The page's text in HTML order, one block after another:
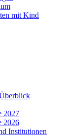
mit Kind
2027
2026
Institutionen